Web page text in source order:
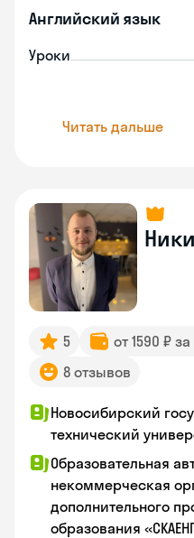
Английский язык
Уроки
Читать дальше
5 от 1590 ₽
8 отзывов
Новосибирский
технический
Образовательная
некоммерческая
дополнительного
образования